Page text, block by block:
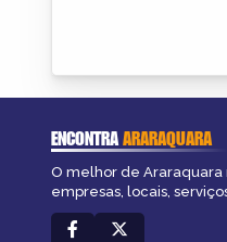
ENCONTRAARARAQUARA
O melhor de Araraquara
empresas, locais,